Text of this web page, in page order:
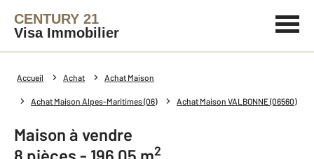
CENTURY 21
Visa Immobilier
Accueil Achat Achat Maison
Achat Maison Alpes-Maritimes (06) Achat Maison VALBONNE (06560)
Maison à vendre
2